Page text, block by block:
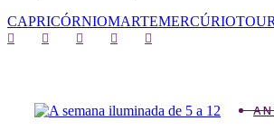
CAPRICÓRNIOMARTEMERCÚRIO